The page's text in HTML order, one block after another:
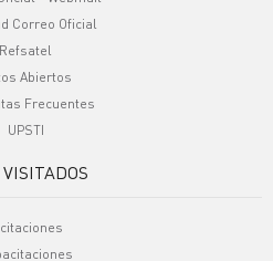
Correo Oficial
Refsatel
Abiertos
Frecuentes
UPSTI